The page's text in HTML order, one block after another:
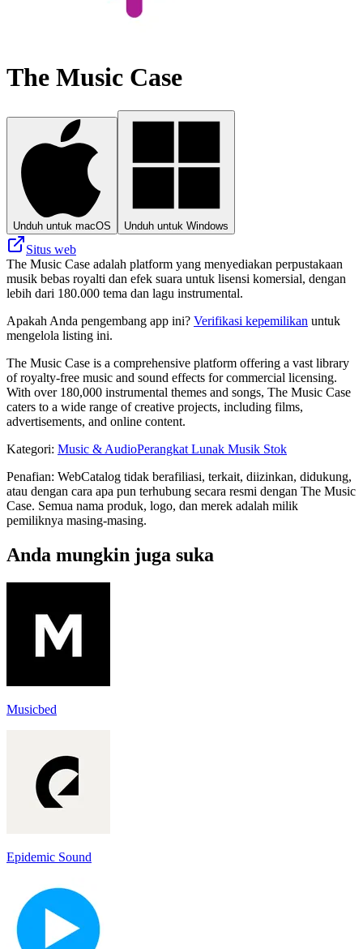
The Music Case
Unduh untuk macOS Unduh untuk Windows
Situs web
The Music Case adalah platform yang menyediakan perpustakaan
musik bebas royalti dan efek suara untuk lisensi komersial, dengan
lebih dari 180.000 tema dan lagu instrumental.
Apakah Anda pengembang app ini? Verifikasi kepemilikan untuk
mengelola listing ini.
The Music Case is a comprehensive platform offering a vast library
of royalty-free music and sound effects for commercial licensing.
With over 180,000 instrumental themes and songs, The Music Case
caters to a wide range of creative projects, including films,
advertisements, and online content.
Kategori: Music & AudioPerangkat Lunak Musik Stok
Penafian: WebCatalog tidak berafiliasi, terkait, diizinkan, didukung,
atau dengan cara apa pun terhubung secara resmi dengan The Music
Case. Semua nama produk, logo, dan merek adalah milik
pemiliknya masing-masing.
Anda mungkin juga suka
Musicbed
Epidemic Sound